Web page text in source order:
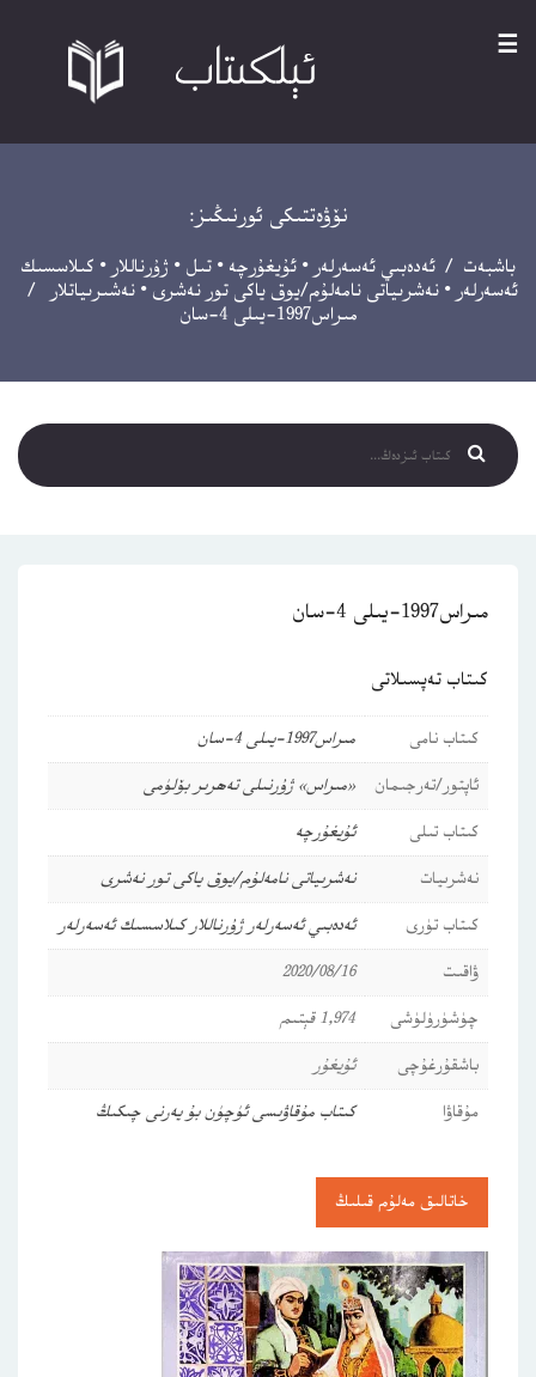
☰
نۆۋەتتىكى ئورنىڭىز:
باشبەت / ئەدەبىي ئەسەرلەر • ئۇيغۇرچە • تىل • ژۇرناللار • كىلاسسىك
ئەسەرلەر • نەشرىياتى نامەلۇم/يوق ياكى تور نەشرى • نەشىرىياتلار /
مىراس1997-يىلى 4-سان
مىراس1997-يىلى 4-سان
كىتاب تەپسىلاتى
كىتاب نامى
مىراس1997-يىلى 4-سان
ئاپتور/تەرجىمان
«مىراس» ژۇرنىلى تەھرىر بۆلۈمى
كىتاب تىلى
ئۇيغۇرچە
نەشرىيات
نەشرىياتى نامەلۇم/يوق ياكى تور نەشرى
كىتاب تۈرى
ئەدەبىي ئەسەرلەر ژۇرناللار كىلاسسىك ئەسەرلەر
ۋاقىت
2020/08/16
چۈشۈرۈلۈشى
1,974 قېتىم
باشقۇرغۇچى
ئۇيغۇر
مۇقاۋا
كىتاب مۇقاۋىسى ئۈچۈن بۇ يەرنى چىكىڭ
خاتالىق مەلۇم قىلىڭ